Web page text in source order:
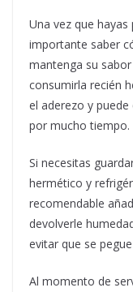
Una vez que
importante saber
mantenga su
consumirla recién
el aderezo y
por mucho tiempo.
Si necesitas
hermético y
recomendable
devolverle
evitar que se
Al momento de